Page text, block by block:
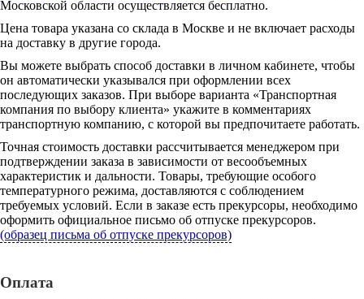
Московской области осуществляется бесплатно.
Цена товара указана со склада в Москве и не включает расходы
на доставку в другие города.
Вы можете выбрать способ доставки в личном кабинете, чтобы
он автоматически указывался при оформлении всех
последующих заказов. При выборе варианта «Транспортная
компания по выбору клиента» укажите в комментариях
транспортную компанию, с которой вы предпочитаете работать.
Точная стоимость доставки рассчитывается менеджером при
подтверждении заказа в зависимости от весообъемных
характеристик и дальности. Товары, требующие особого
температурного режима, доставляются с соблюдением
требуемых условий. Если в заказе есть прекурсоры, необходимо
оформить официальное письмо об отпуске прекурсоров.
(образец письма об отпуске прекурсоров)
Оплата